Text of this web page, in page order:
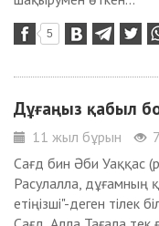
5
Дұғаңыз қабыл
11 жыл бұрын
Сағд бин Әби Уаққас
Расулалла, дұғамның
етіңізші"-деген тілек